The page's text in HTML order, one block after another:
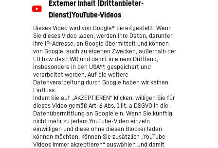
Dieses Video wird von Google* bereitgestellt. Wenn
Sie dieses Video laden, werden Ihre Daten, darunter
Ihre IP-Adresse, an Google übermittelt und können
von Google, auch zu eigenen Zwecken, außerhalb der
EU bzw. des EWR und damit in einem Drittland,
insbesondere in den USA**, gespeichert und
verarbeitet werden. Auf die weitere
Datenverarbeitung durch Google haben wir keinen
Einfluss.
Indem Sie auf „AKZEPTIEREN“ klicken, willigen Sie für
dieses Video gemäß Art. 6 Abs. 1 lit. a DSGVO in die
Datenübermittlung an Google ein. Wenn Sie künftig
nicht mehr zu jedem YouTube-Video einzeln
einwilligen und diese ohne diesen Blocker laden
können möchten, können Sie zusätzlich „YouTube-
Videos immer akzeptieren“ auswählen und damit